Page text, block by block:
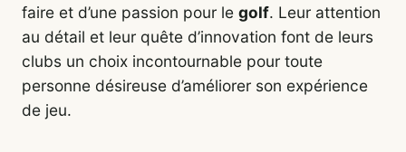
faire et d’une passion pour le golf. Leur attention
au détail et leur quête d’innovation font de leurs
clubs un choix incontournable pour toute
personne désireuse d’améliorer son expérience
de jeu.